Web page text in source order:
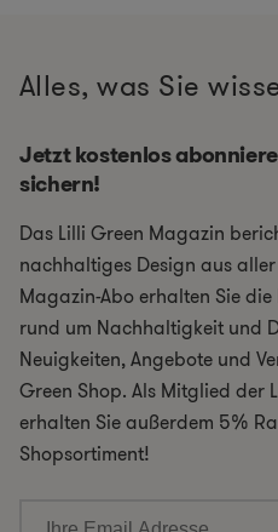
Alles, was Sie
Jetzt kostenlos
sichern!
Das Lilli Green Magazin
nachhaltiges Design aus
Magazin-Abo erhalten Sie
rund um Nachhaltigkeit und
Neuigkeiten, Angebote und
Green Shop. Als Mitglied der
erhalten Sie außerdem 5%
Shopsortiment!